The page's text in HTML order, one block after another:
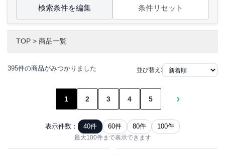
検索条件を編集 条件リセット
TOP > 商品一覧
395件の商品がみつかりました 並び替え:
1 2 3 4 5 ›
表示件数： 40件 60件 80件 100件
最大100件まで表示できます